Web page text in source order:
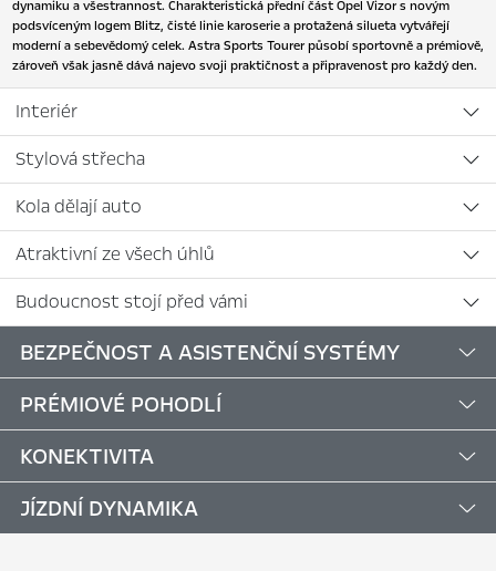
dynamiku a všestrannost. Charakteristická přední část Opel Vizor s novým
podsvíceným logem Blitz, čisté linie karoserie a protažená silueta vytvářejí
moderní a sebevědomý celek. Astra Sports Tourer působí sportovně a prémiově,
zároveň však jasně dává najevo svoji praktičnost a připravenost pro každý den.
Interiér
Stylová střecha
Kola dělají auto
Atraktivní ze všech úhlů
Budoucnost stojí před vámi
BEZPEČNOST A ASISTENČNÍ SYSTÉMY
PRÉMIOVÉ POHODLÍ
KONEKTIVITA
JÍZDNÍ DYNAMIKA